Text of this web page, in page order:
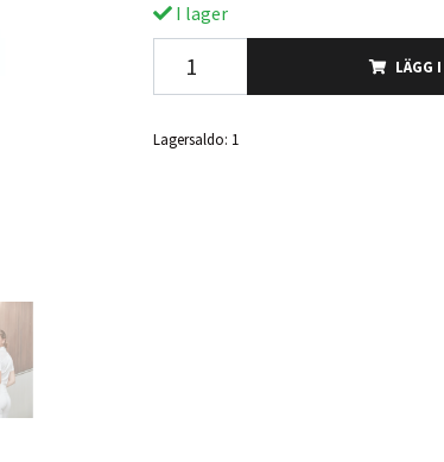
I lager
LÄGG
Lagersaldo: 1